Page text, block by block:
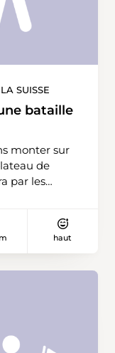
SUISSE
bataille
monter sur
de
par les
haut